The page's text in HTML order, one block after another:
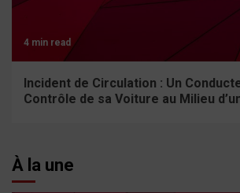
4 min read
Incident de Circulation : Un
Contrôle de sa Voiture au Milieu
À la une